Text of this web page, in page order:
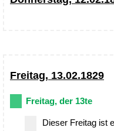
Freitag, 13.02.1829
Freitag, der 13te
Dieser Freitag ist